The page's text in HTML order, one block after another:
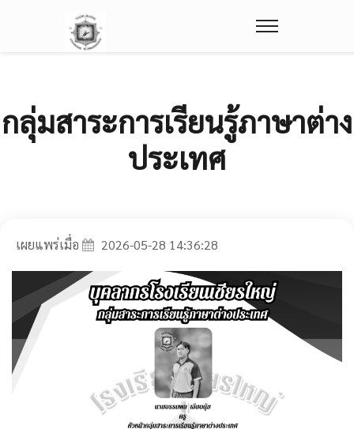
กลุ่มสาระการเรียนรู้ภาษาต่าง
ประเทศ
เผยแพร่เมื่อ 2026-05-28 14:36:28